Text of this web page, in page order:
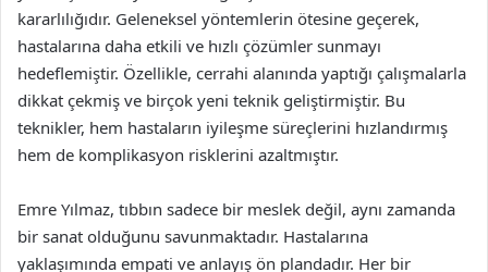
kararlılığıdır. Geleneksel yöntemlerin ötesine geçerek,
hastalarına daha etkili ve hızlı çözümler sunmayı
hedeflemiştir. Özellikle, cerrahi alanında yaptığı çalışmalarla
dikkat çekmiş ve birçok yeni teknik geliştirmiştir. Bu
teknikler, hem hastaların iyileşme süreçlerini hızlandırmış
hem de komplikasyon risklerini azaltmıştır.
Emre Yılmaz, tıbbın sadece bir meslek değil, aynı zamanda
bir sanat olduğunu savunmaktadır. Hastalarına
yaklaşımında empati ve anlayış ön plandadır. Her bir